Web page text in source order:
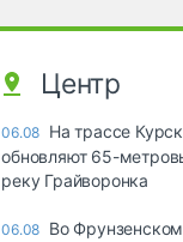
Центр
06.08 На трассе
обновляют 65-
реку Грайворонка
06.08 Во